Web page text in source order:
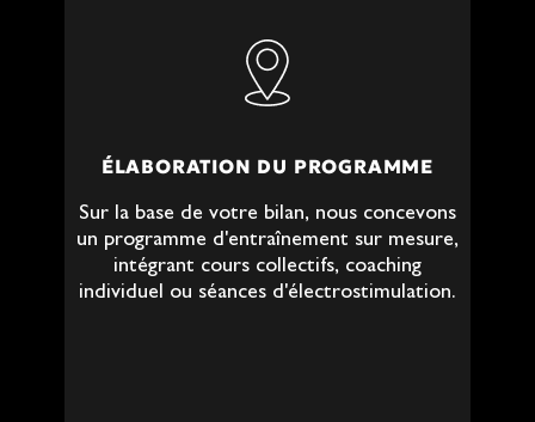
ÉLABORATION DU PROGRAMME
Sur la base de votre bilan, nous concevons
un programme d'entraînement sur mesure,
intégrant cours collectifs, coaching
individuel ou séances d'électrostimulation.